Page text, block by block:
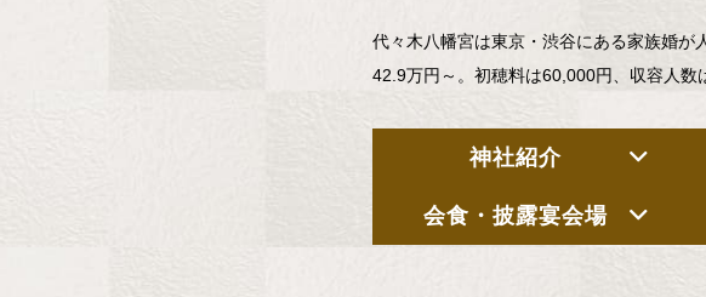
代々木八幡宮は東京・渋谷にある家族婚が
42.9万円～。初穂料は60,000円、収容人数
神社紹介
会食・披露宴会場